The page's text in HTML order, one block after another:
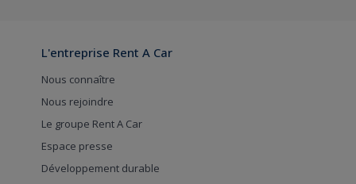
L'entreprise Rent A Car
Nous connaître
Nous rejoindre
Le groupe Rent A Car
Espace presse
Développement durable